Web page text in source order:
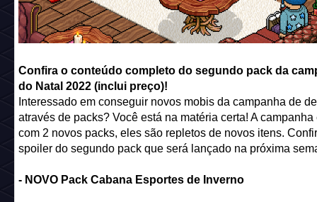
Confira o conteúdo completo do segundo pack da
do Natal 2022 (inclui preço)!
Interessado em conseguir novos mobis da campanha de
através de packs? Você está na matéria certa! A campanha
com 2 novos packs, eles são repletos de novos itens.
spoiler do segundo pack que será lançado na próxima
- NOVO Pack Cabana Esportes de Inverno